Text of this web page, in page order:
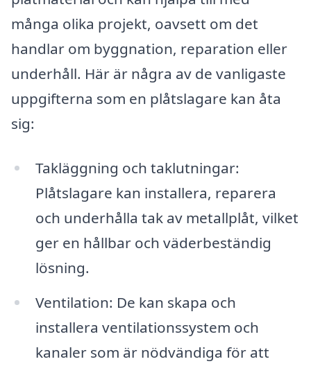
många olika projekt, oavsett om det
handlar om byggnation, reparation eller
underhåll. Här är några av de vanligaste
uppgifterna som en plåtslagare kan åta
sig:
Takläggning och taklutningar:
Plåtslagare kan installera, reparera
och underhålla tak av metallplåt, vilket
ger en hållbar och väderbeständig
lösning.
Ventilation: De kan skapa och
installera ventilationssystem och
kanaler som är nödvändiga för att